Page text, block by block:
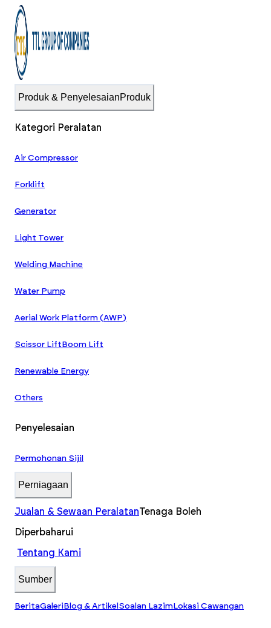
Produk & PenyelesaianProduk
Kategori Peralatan
Air Compressor
Forklift
Generator
Light Tower
Welding Machine
Water Pump
Aerial Work Platform (AWP)
Scissor Lift Boom Lift
Renewable Energy
Others
Penyelesaian
Permohonan Sijil
Perniagaan
Jualan & Sewaan PeralatanTenaga Boleh
Diperbaharui
Tentang Kami
Sumber
BeritaGaleri Blog & Artikel Soalan Lazim Lokasi Cawangan